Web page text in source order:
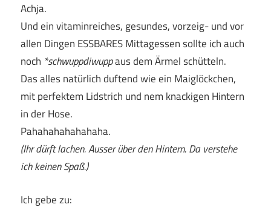
Achja.
Und ein vitaminreiches, gesundes, vorzeig- und vor
allen Dingen ESSBARES Mittagessen sollte ich auch
noch *schwuppdiwuppaus dem Ärmel schütteln.
Das alles natürlich duftend wie ein Maiglöckchen,
mit perfektem Lidstrich und nem knackigen Hintern
in der Hose.
Pahahahahahahaha.
(Ihr dürft lachen. Ausser über den Hintern. Da verstehe
ich keinen Spaß.)
Ich gebe zu: